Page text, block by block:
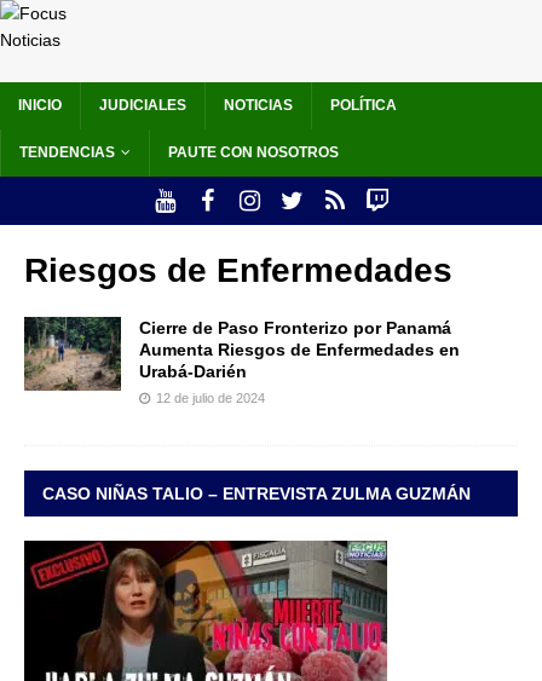
INICIO JUDICIALES NOTICIAS POLÍTICA
TENDENCIAS PAUTE CON NOSOTROS
Riesgos de Enfermedades
Cierre de Paso Fronterizo por Panamá
Aumenta Riesgos de Enfermedades en
Urabá-Darién
12 de julio de 2024
CASO NIÑAS TALIO – ENTREVISTA ZULMA GUZMÁN